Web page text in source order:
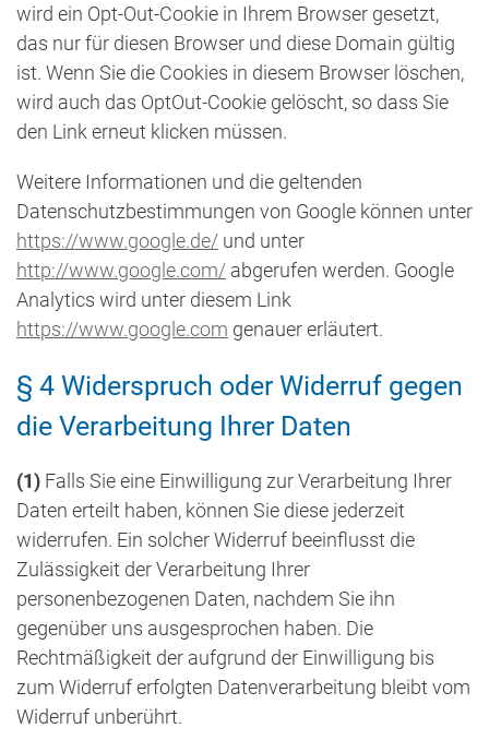
wird ein Opt-Out-Cookie in Ihrem Browser gesetzt,
das nur für diesen Browser und diese Domain gültig
ist. Wenn Sie die Cookies in diesem Browser löschen,
wird auch das OptOut-Cookie gelöscht, so dass Sie
den Link erneut klicken müssen.
Weitere Informationen und die geltenden
Datenschutzbestimmungen von Google können unter
https://www.google.de/ und unter
http://www.google.com/ abgerufen werden. Google
Analytics wird unter diesem Link
https://www.google.com genauer erläutert.
§ 4 Widerspruch oder Widerruf gegen
die Verarbeitung Ihrer Daten
(1) Falls Sie eine Einwilligung zur Verarbeitung Ihrer
Daten erteilt haben, können Sie diese jederzeit
widerrufen. Ein solcher Widerruf beeinflusst die
Zulässigkeit der Verarbeitung Ihrer
personenbezogenen Daten, nachdem Sie ihn
gegenüber uns ausgesprochen haben. Die
Rechtmäßigkeit der aufgrund der Einwilligung bis
zum Widerruf erfolgten Datenverarbeitung bleibt vom
Widerruf unberührt.